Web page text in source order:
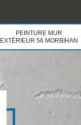
PEINTURE MUR
EXTÉRIEUR 56 MORBIHAN